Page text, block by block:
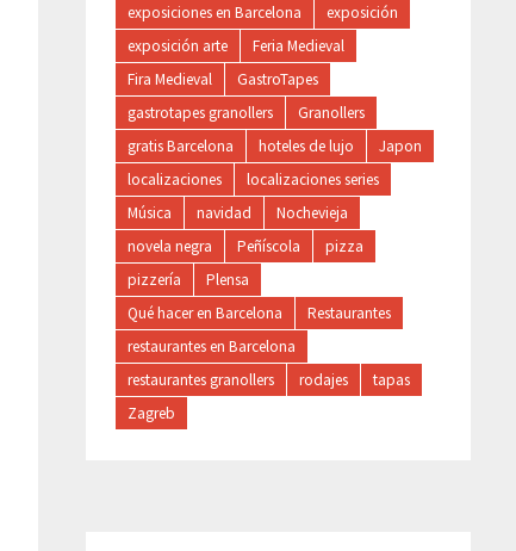
exposiciones en Barcelona
exposición
exposición arte
Feria Medieval
Fira Medieval
GastroTapes
gastrotapes granollers
Granollers
gratis Barcelona
hoteles de lujo
Japon
localizaciones
localizaciones series
Música
navidad
Nochevieja
novela negra
Peñíscola
pizza
pizzería
Plensa
Qué hacer en Barcelona
Restaurantes
restaurantes en Barcelona
restaurantes granollers
rodajes
tapas
Zagreb